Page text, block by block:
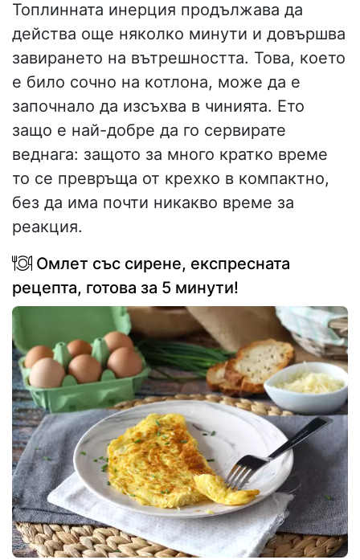
Топлинната инерция продължава да
действа още няколко минути и довършва
завирането на вътрешността. Това, което
е било сочно на котлона, може да е
започнало да изсъхва в чинията. Ето
защо е най-добре да го сервирате
веднага: защото за много кратко време
то се превръща от крехко в компактно,
без да има почти никакво време за
реакция.
Омлет със сирене, експресната
рецепта, готова за 5 минути!